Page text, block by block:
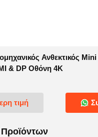
Ανθεκτικός
& DP Οθόνη 4K
τιμή